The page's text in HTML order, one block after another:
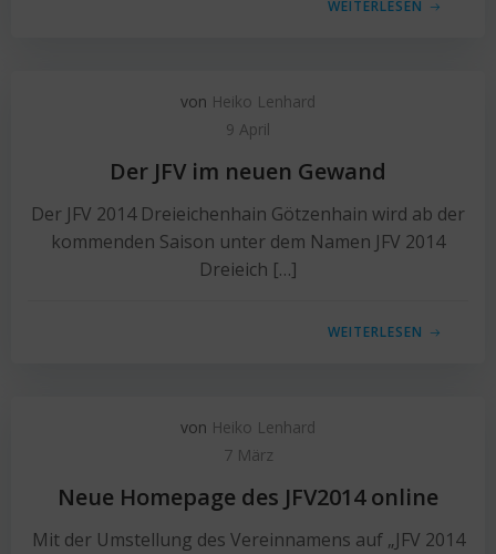
WEITERLESEN
von Heiko Lenhard
9 April
Der JFV im neuen Gewand
Der JFV 2014 Dreieichenhain Götzenhain wird ab der
kommenden Saison unter dem Namen JFV 2014
Dreieich […]
WEITERLESEN
von Heiko Lenhard
7 März
Neue Homepage des JFV2014 online
Mit der Umstellung des Vereinnamens auf „JFV 2014